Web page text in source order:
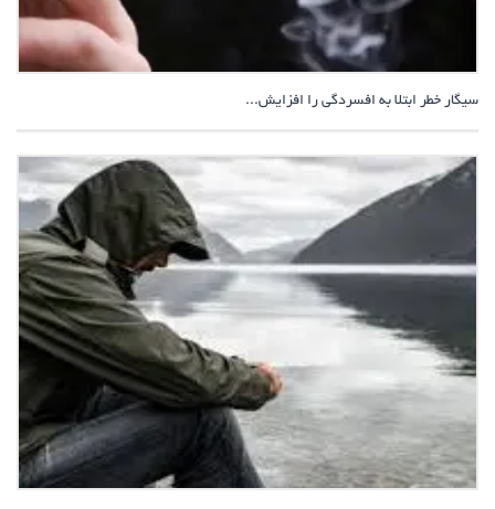
سیگار خطر ابتلا به افسردگی را افزایش...